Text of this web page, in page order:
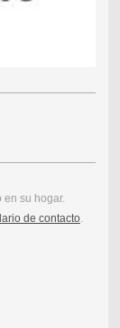
en su hogar.
de contacto.